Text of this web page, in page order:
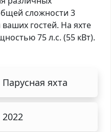
сложности 3
гостей. На яхте
75 л.с. (55 кВт).
Парусная яхта
2022